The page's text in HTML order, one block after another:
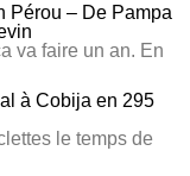
Pérou – De Pampa
va faire un an. En
à Cobija en 295
le temps de